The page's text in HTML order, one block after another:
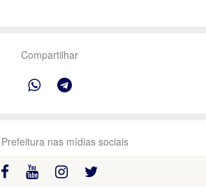
Compartilhar
nas mídias sociais